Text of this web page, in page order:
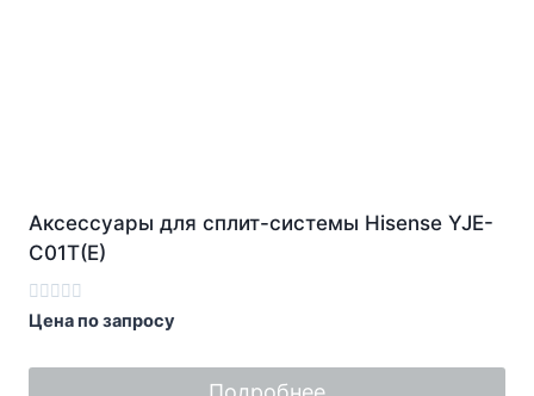
Аксессуары для сплит-системы Hisense YJE-
C01T(E)
Оценка
0
5
Цена по запросу